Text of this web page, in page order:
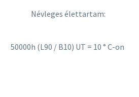
Névleges élettartam:
50000h (L90 / B10) UT = 10 ° C-on